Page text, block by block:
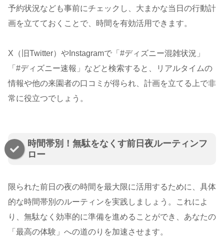
予約状況なども事前にチェックし、大まかな当日の行動計
画を立てておくことで、時間を有効活用できます。
X（旧Twitter）やInstagramで「#ディズニー混雑状況」
「#ディズニー速報」などと検索すると、リアルタイムの
情報や他の来園者の口コミが得られ、計画を立てる上で非
常に役立つでしょう。
時間帯別！無駄をなくす前日夜ルーティンフ
ロー
限られた前日の夜の時間を最大限に活用するために、具体
的な時間帯別のルーティンを実践しましょう。これによ
り、無駄なく効率的に準備を進めることができ、あなたの
「最高の体験」への道のりを加速させます。